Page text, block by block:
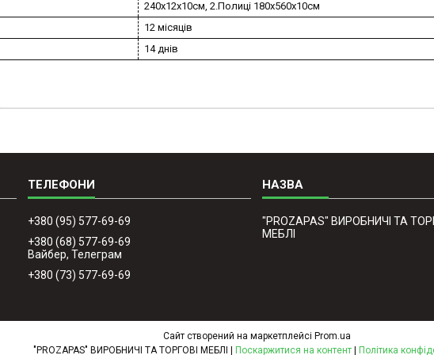
240х12х10см, 2.Полиці 180х560х10см
12 місяців
14 днів
+380 (95) 577-69-69
+380 (68) 577-69-69
Вайбер, Телеграм
+380 (73) 577-69-69
"PROZAPAS" ВИРОБНИЧІ ТА
МЕБЛІ
Сайт створений на маркетплейсі Prom.ua
Поскаржитися на контент Політика